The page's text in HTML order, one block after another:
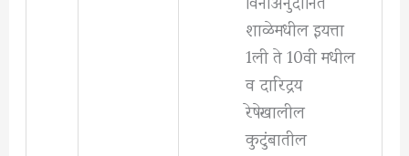
शाळेमधील इयत्ता
1ली ते 10वी मधील
व दारिद्रय
रेषेखालील
कुटुंबातील